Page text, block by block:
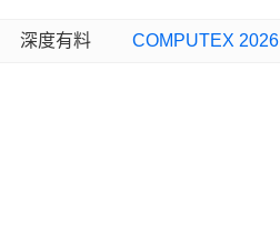
深度有料 COMPUTEX 2026